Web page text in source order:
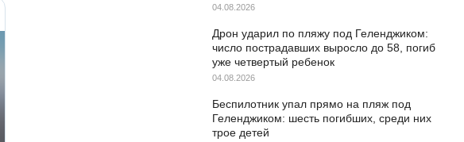
04.08.2026
Дрон ударил по пляжу под Геленджиком:
число пострадавших выросло до 58, погиб
уже четвертый ребенок
04.08.2026
Беспилотник упал прямо на пляж под
Геленджиком: шесть погибших, среди них
трое детей